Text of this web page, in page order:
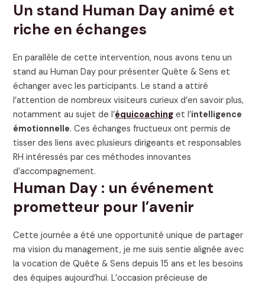
Un stand Human Day animé et
riche en échanges
En parallèle de cette intervention, nous avons tenu un
stand au Human Day pour présenter Quête & Sens et
échanger avec les participants. Le stand a attiré
l’attention de nombreux visiteurs curieux d’en savoir plus,
notamment au sujet de l’équicoaching et l’intelligence
émotionnelle. Ces échanges fructueux ont permis de
tisser des liens avec plusieurs dirigeants et responsables
RH intéressés par ces méthodes innovantes
d’accompagnement.
Human Day : un événement
prometteur pour l’avenir
Cette journée a été une opportunité unique de partager
ma vision du management, je me suis sentie alignée avec
la vocation de Quête & Sens depuis 15 ans et les besoins
des équipes aujourd’hui. L’occasion précieuse de